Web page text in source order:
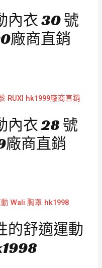
內衣 30 號
廠商直銷
內衣 28 號
廠商直銷
的舒適運動